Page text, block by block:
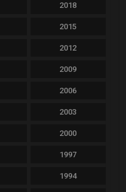
2018
2015
2012
2009
2006
2003
2000
1997
1994